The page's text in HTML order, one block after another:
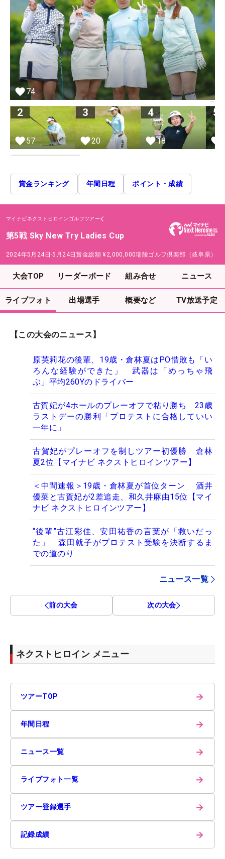
74
2
57
3
20
4
18
5
賞金ランキング 年間日程 ポイント・成績
マイナビネクストヒロインゴルフツアー
第5戦 Sky New Try Ladies Cup
2024年5月24日-5月24日賞金総額 ¥2,000,000瑞陵ゴルフ倶楽部（岐阜県）
大会TOP リーダーボード 組み合せ ニュース
ライブフォト 出場選手 概要など TV放送予定
【この大会のニュース】
原英莉花の後輩、19歳・倉林夏はPO惜敗も「い
ろんな経験ができた」 武器は「めっちゃ飛
ぶ」平均260Yのドライバー
古賀妃が4ホールのプレーオフで粘り勝ち 23歳
ラストデーの勝利「プロテストに合格していい
一年に」
古賀妃がプレーオフを制しツアー初優勝 倉林
夏2位【マイナビ ネクストヒロインツアー】
＜中間速報＞19歳・倉林夏が首位ターン 酒井
優菜と古賀妃が2差追走、和久井麻由15位【マイ
ナビ ネクストヒロインツアー】
“後輩”古江彩佳、安田祐香の言葉が「救いだっ
た」 森田就子がプロテスト受験を決断するま
での道のり
ニュース一覧
前の大会 次の大会
ネクストヒロイン メニュー
ツアーTOP →
年間日程 →
ニュース一覧 →
ライブフォト一覧 →
ツアー登録選手 →
記録成績 →